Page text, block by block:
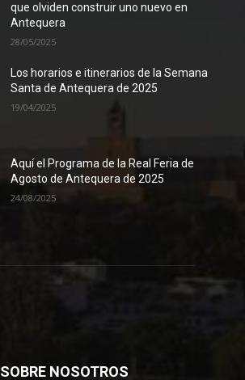
que olviden construir uno nuevo en
Antequera
28/05/2025
Los horarios e itinerarios de la Semana
Santa de Antequera de 2025
19/04/2025
Aquí el Programa de la Real Feria de
Agosto de Antequera de 2025
24/08/2025
SOBRE NOSOTROS